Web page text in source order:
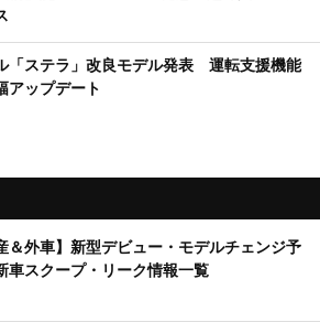
「ステラ」改良モデル発表 運転支援機能
アップデート
＆外車】新型デビュー・モデルチェンジ予
車スクープ・リーク情報一覧